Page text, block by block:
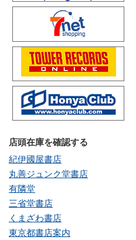
店頭在庫を確認する
紀伊國屋書店
丸善ジュンク堂書店
有隣堂
三省堂書店
くまざわ書店
東京都書店案内